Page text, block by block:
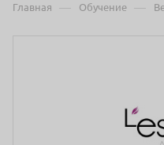
Главная — Обучение —